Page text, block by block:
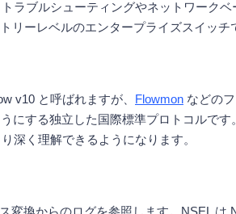
ラブルシューティングやネットワーク
ーレベルのエンタープライズスイッチ
v10 と呼ばれますが、 Flowmon などの
にする独立した国際標準プロトコルで
深く理解できるようになります。